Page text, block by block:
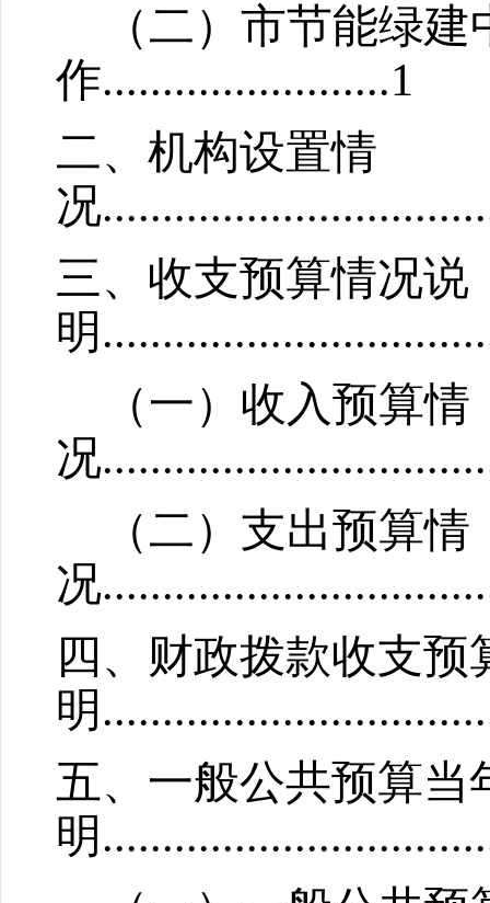
（二） 市节能绿建
作........................1
二、机构设置情
况
三、收支预算情况说
明.............................
（一）收入预算情
况
（二）支出预算情
况
四、财政拨款收支预
明.............
五、一般公共预算当
明.....